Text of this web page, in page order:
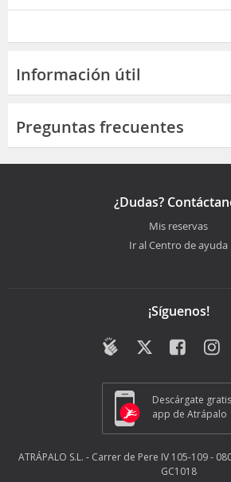
Información útil
Preguntas frecuentes
¿Dudas?
Mis reservas
Ir al Centro de ayuda
¡Síguenos!
Descárgate
app de Atrápalo
ATRÁPALO S.L. - Carrer de Pere IV 105-109 -
GC1018